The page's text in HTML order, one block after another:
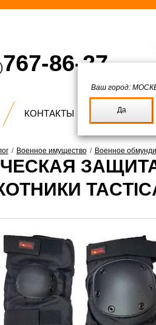
767-86-27
Ваш город:
Да
КОНТАКТЫ
/ Военное имущество / Военное